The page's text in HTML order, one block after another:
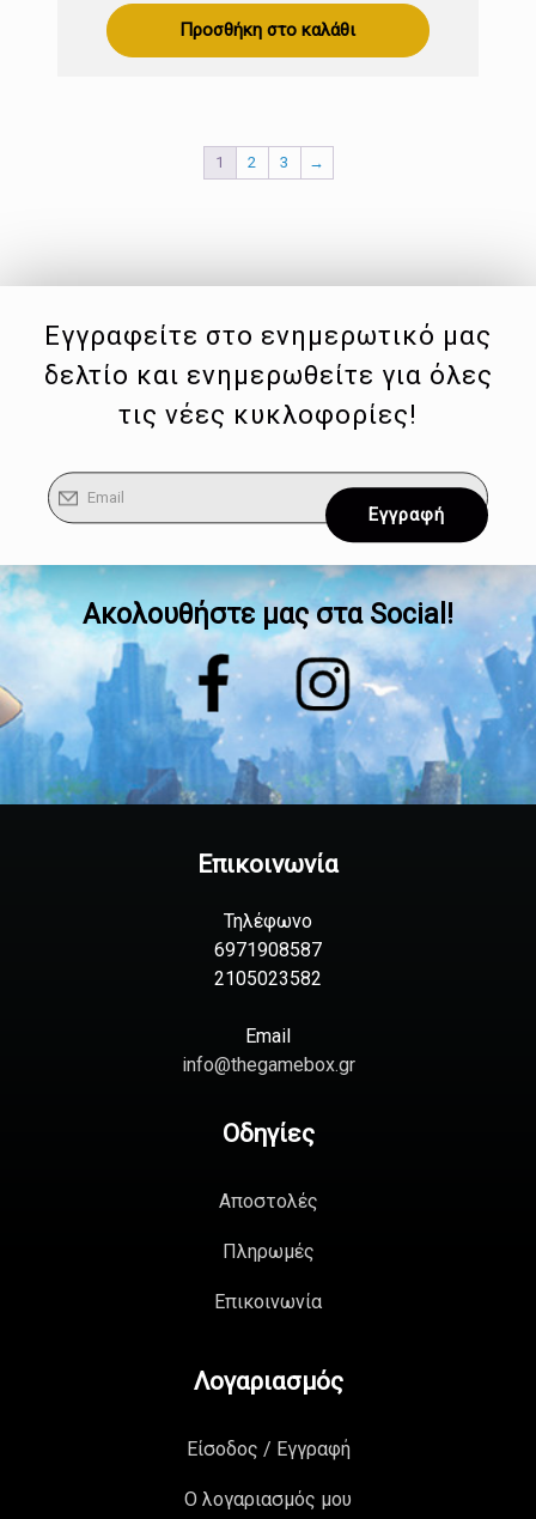
Προσθήκη στο καλάθι
1 2 3 →
Εγγραφείτε στο ενημερωτικό μας
δελτίο και ενημερωθείτε για όλες
τις νέες κυκλοφορίες!
Ακολουθήστε μας στα Social!
Επικοινωνία
Τηλέφωνο
6971908587
2105023582
Email
info@thegamebox.gr
Οδηγίες
Αποστολές
Πληρωμές
Επικοινωνία
Λογαριασμός
Είσοδος / Εγγραφή
Ο λογαριασμός μου